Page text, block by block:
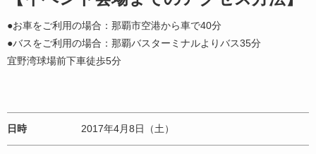
●お車をご利用の場合：那覇市空港から車で40分
●バスをご利用の場合：那覇バスターミナルよりバス35分
宜野湾球場前下車徒歩5分
日時 2017年4月8日（土）